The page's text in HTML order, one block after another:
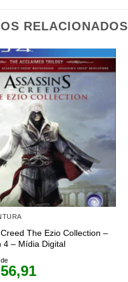
RELACIONADOS
Creed The Ezio Collection –
4 – Mídia Digital